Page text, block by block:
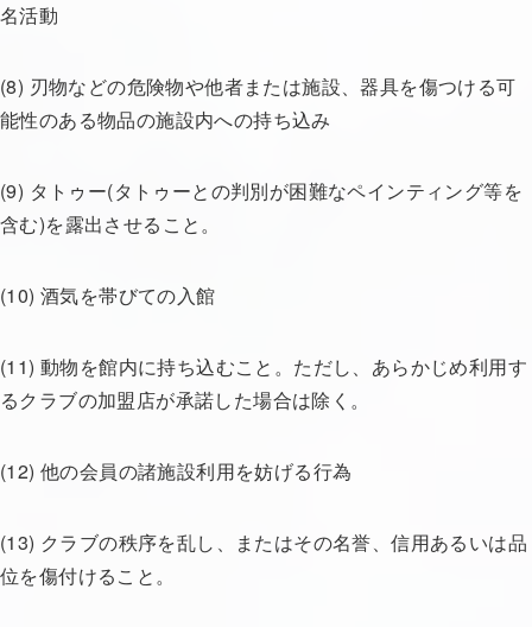
名活動
(8) 刃物などの危険物や他者または施設、器具を傷つける可
能性のある物品の施設内への持ち込み
(9) タトゥー(タトゥーとの判別が困難なペインティング等を
含む)を露出させること。
(10) 酒気を帯びての入館
(11) 動物を館内に持ち込むこと。ただし、あらかじめ利用す
るクラブの加盟店が承諾した場合は除く。
(12) 他の会員の諸施設利用を妨げる行為
(13) クラブの秩序を乱し、またはその名誉、信用あるいは品
位を傷付けること。